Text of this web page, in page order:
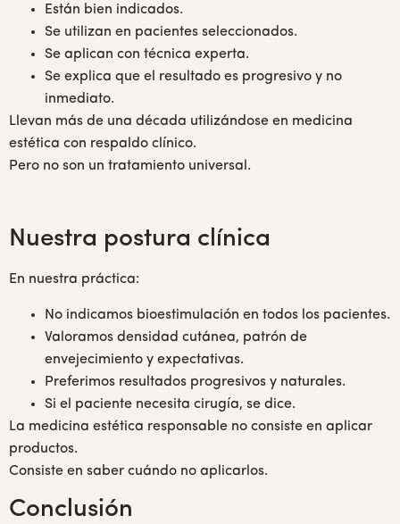
Están bien indicados.
Se utilizan en pacientes seleccionados.
Se aplican con técnica experta.
Se explica que el resultado es progresivo y no
inmediato.
Llevan más de una década utilizándose en medicina
estética con respaldo clínico.
Pero no son un tratamiento universal.
Nuestra postura clínica
En nuestra práctica:
No indicamos bioestimulación en todos los pacientes.
Valoramos densidad cutánea, patrón de
envejecimiento y expectativas.
Preferimos resultados progresivos y naturales.
Si el paciente necesita cirugía, se dice.
La medicina estética responsable no consiste en aplicar
productos.
Consiste en saber cuándo no aplicarlos.
Conclusión